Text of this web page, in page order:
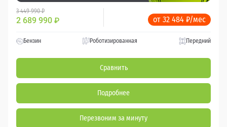
3 449 990 ₽
2 689 990 ₽ от 32 484 ₽/мес
Бензин Роботизированная Передний
Сравнить
Подробнее
Перезвоним за минуту